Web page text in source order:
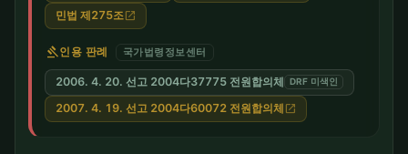
민법 제275조open_in_new
gavel인용 판례 국가법령정보센터
2006. 4. 20. 선고 2004다37775 전원합의체 DRF 미색인
2007. 4. 19. 선고 2004다60072 전원합의체 open_in_new